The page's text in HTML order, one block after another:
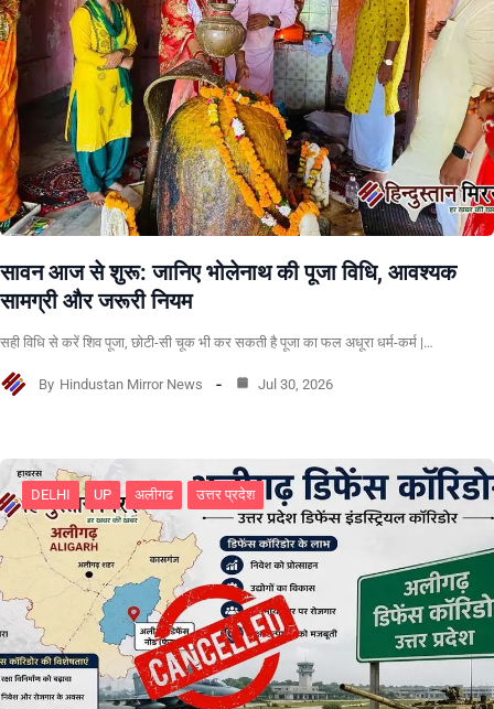
सावन आज से शुरू: जानिए भोलेनाथ की पूजा विधि, आवश्यक
सामग्री और जरूरी नियम
सही विधि से करें शिव पूजा, छोटी-सी चूक भी कर सकती है पूजा का फल अधूरा धर्म-कर्म |…
By Hindustan Mirror News Jul 30, 2026
DELHI UP अलीगढ उत्तर प्रदेश